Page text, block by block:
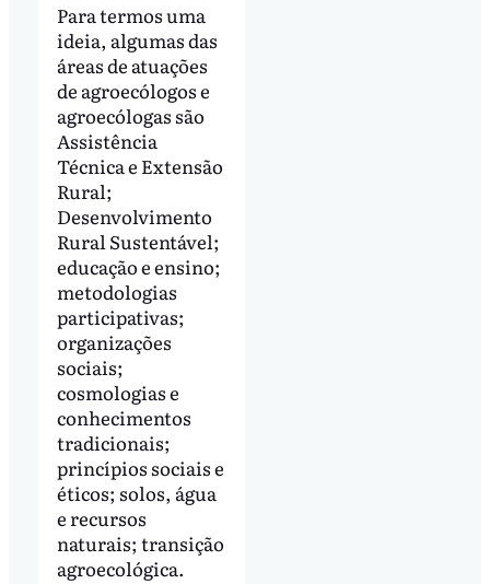
Para termos uma
ideia, algumas das
áreas de atuações
de agroecólogos e
agroecólogas são
Assistência
Técnica e Extensão
Rural;
Desenvolvimento
Rural Sustentável;
educação e ensino;
metodologias
participativas;
organizações
sociais;
cosmologias e
conhecimentos
tradicionais;
princípios sociais e
éticos; solos, água
e recursos
naturais; transição
agroecológica.